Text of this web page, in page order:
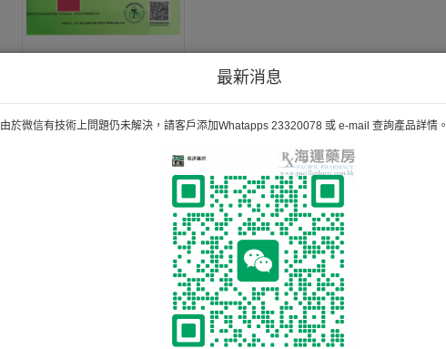
最新消息
由於微信有技術上問題仍未解決，請客戶添加Whatapps 23320078 或 e-mail 查詢產品詳情。